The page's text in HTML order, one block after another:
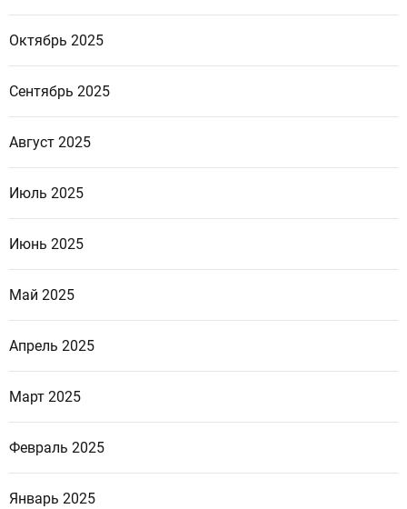
Октябрь 2025
Сентябрь 2025
Август 2025
Июль 2025
Июнь 2025
Май 2025
Апрель 2025
Март 2025
Февраль 2025
Январь 2025